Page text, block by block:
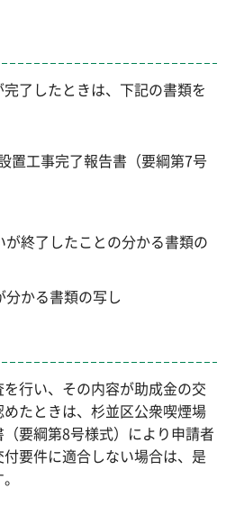
了したときは、下記の書類を
置工事完了報告書（要綱第7号
終了したことの分かる書類の
かる書類の写し
行い、その内容が助成金の交
たときは、杉並区公衆喫煙場
要綱第8号様式）により申請者
要件に適合しない場合は、是